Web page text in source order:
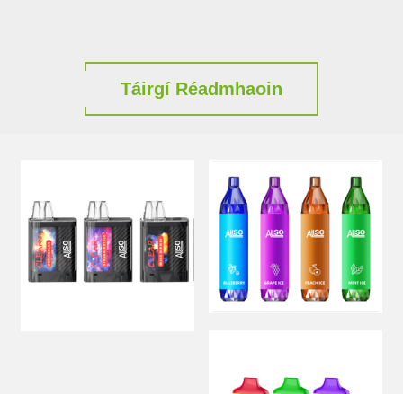
Táirgí Réadmhaoin